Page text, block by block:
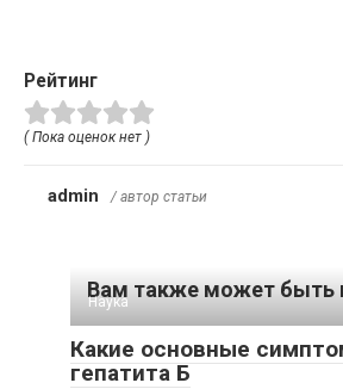
Рейтинг
( Пока оценок нет )
admin / автор статьи
Вам также может быть
Наука
Какие основные
гепатита Б